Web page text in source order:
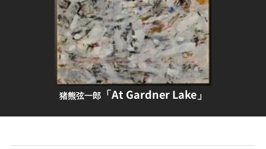
猪熊弦一郎「At Gardner Lake」